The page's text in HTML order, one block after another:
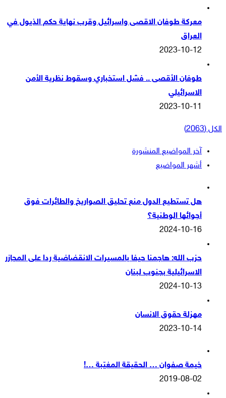
معركة طوفان الاقصى واسرائيل وقرب نهاية حكم الذيول في
العراق
2023-10-12
طوفان الأقصى .. فشل استخباري وسقوط نظرية الأمن
الاسرائيلي
2023-10-11
الكل (2063)
آخر المواضيع المنشورة
أشهر المواضيع
هل تستطيع الدول منع تحليق الصواريخ والطائرات فوق
أجوائها الوطنية؟
2024-10-16
حزب الله: هاجمنا حيفا بالمسيرات الانقضاضية ردا على المجازر
الاسرائيلية بجنوب لبنان
2024-10-13
مهزلة حقوق الانسان
2023-10-14
خيمة صفوان … الحقيقة المغيّبة …!
2019-08-02